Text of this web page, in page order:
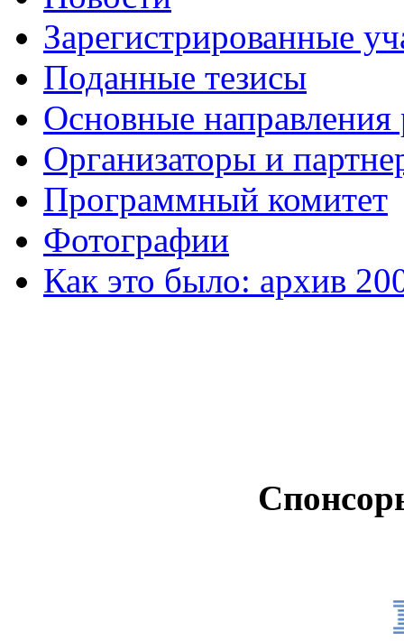
Зарегистрированные
Поданные тезисы
Основные направления
Организаторы и
Программный комитет
Фотографии
Как это было: архив